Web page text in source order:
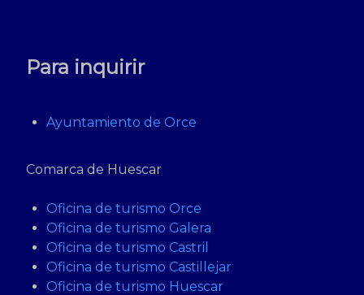
Para inquirir
Ayuntamiento de Orce
Comarca de Huescar
Oficina de turismo Orce
Oficina de turismo Galera
Oficina de turismo Castril
Oficina de turismo Castillejar
Oficina de turismo Huescar